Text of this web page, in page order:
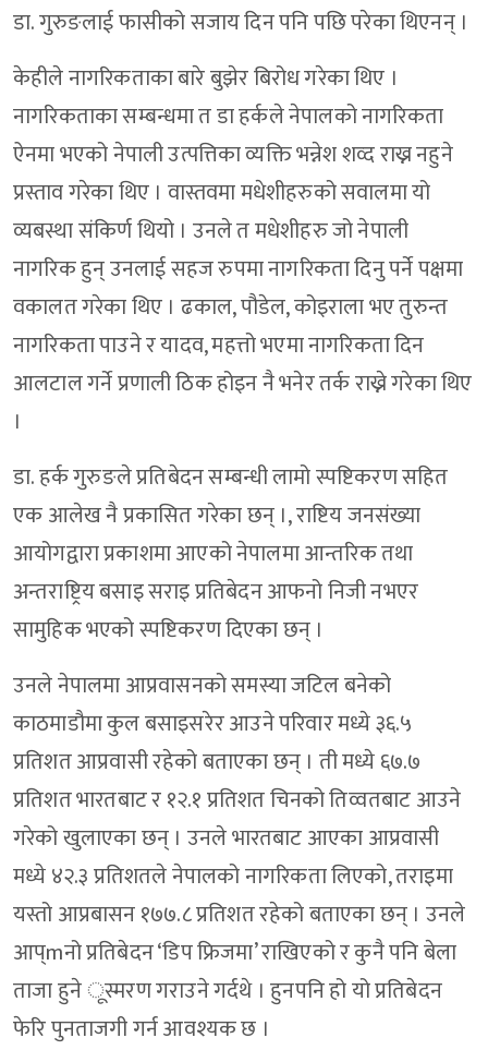
डा. गुरुङलाई फासीको सजाय दिन पनि पछि परेका थिएनन् ।
केहीले नागरिकताका बारे बुझेर बिरोध गरेका थिए ।
नागरिकताका सम्बन्धमा त डा हर्कले नेपालको नागरिकता
ऐनमा भएको नेपाली उत्पत्तिका व्यक्ति भन्नेश शव्द राख्न नहुने
प्रस्ताव गरेका थिए । वास्तवमा मधेशीहरुको सवालमा यो
व्यबस्था संकिर्ण थियो । उनले त मधेशीहरु जो नेपाली
नागरिक हुन् उनलाई सहज रुपमा नागरिकता दिनु पर्ने पक्षमा
वकालत गरेका थिए । ढकाल, पौडेल, कोइराला भए तुरुन्त
नागरिकता पाउने र यादव, महत्तो भएमा नागरिकता दिन
आलटाल गर्ने प्रणाली ठिक होइन नै भनेर तर्क राख्ने गरेका थिए
।
डा. हर्क गुरुङले प्रतिबेदन सम्बन्धी लामो स्पष्टिकरण सहित
एक आलेख नै प्रकासित गरेका छन् ।, राष्टिय जनसंख्या
आयोगद्वारा प्रकाशमा आएको नेपालमा आन्तरिक तथा
अन्तराष्ट्रिय बसाइ सराइ प्रतिबेदन आफनो निजी नभएर
सामुहिक भएको स्पष्टिकरण दिएका छन् ।
उनले नेपालमा आप्रवासनको समस्या जटिल बनेको
काठमाडौमा कुल बसाइसरेर आउने परिवार मध्ये ३६.५
प्रतिशत आप्रवासी रहेको बताएका छन् । ती मध्ये ६७.७
प्रतिशत भारतबाट र १२.१ प्रतिशत चिनको तिव्वतबाट आउने
गरेको खुलाएका छन् । उनले भारतबाट आएका आप्रवासी
मध्ये ४२.३ प्रतिशतले नेपालको नागरिकता लिएको, तराइमा
यस्तो आप्रबासन १७७.८ प्रतिशत रहेको बताएका छन् । उनले
आप्mनो प्रतिबेदन ‘डिप फ्रिजमा’ राखिएको र कुनै पनि बेला
ताजा हुने ूस्मरण गराउने गर्दथे । हुनपनि हो यो प्रतिबेदन
फेरि पुनताजगी गर्न आवश्यक छ ।